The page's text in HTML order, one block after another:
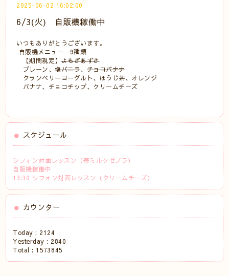
2025-06-02 16:02:00
6/3(火) 自販機稼働中
いつもありがとうございます。
自販機メニュー 9種類
【期間現定】よもぎあずき
プレーン、塩バニラ、チョコバナナ
クランベリーヨーグルト、ほうじ茶、オレンジ
バナナ、チョコチップ、クリームチーズ
スケジュール
シフォン対面レッスン（苺ミルクゼブラ）
自販機稼働中
13:30 シフォン対面レッスン（クリームチーズ）
カウンター
Today : 2124
Yesterday : 2840
Total : 1573845